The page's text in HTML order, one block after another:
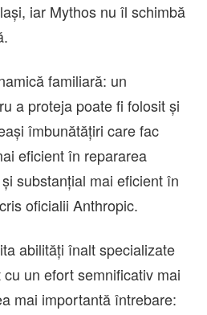
iar Mythos nu îl schimbă
familiară: un
a proteja poate fi folosit și
îmbunătățiri care fac
eficient în repararea
substanțial mai eficient în
oficialii Anthropic.
abilități înalt specializate
un efort semnificativ mai
mai importantă întrebare: